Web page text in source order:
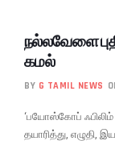
நல்லவேளை
கமல்
BY G TAMIL NEWS
‘பயோஸ்கோப் ஃபிலிம்
தயாரித்து, எழுதி,